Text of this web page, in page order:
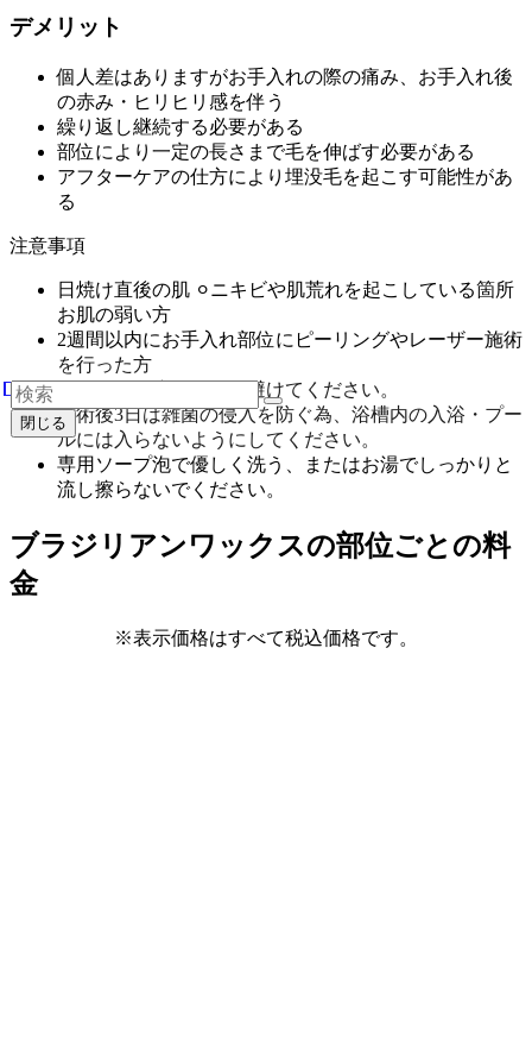
デメリット
個人差はありますがお手入れの際の痛み、お手入れ後
の赤み・ヒリヒリ感を伴う
繰り返し継続する必要がある
部位により一定の長さまで毛を伸ばす必要がある
アフターケアの仕方により埋没毛を起こす可能性があ
る
注意事項
日焼け直後の肌 ⚪︎ニキビや肌荒れを起こしている箇所
お肌の弱い方
2週間以内にお手入れ部位にピーリングやレーザー施術
を行った方
日焼けや過度な運動は避けてください。
施術後3日は雑菌の侵入を防ぐ為、浴槽内の入浴・プー
ルには入らないようにしてください。
専用ソープ泡で優しく洗う、またはお湯でしっかりと
流し擦らないでください。
ブラジリアンワックスの部位ごとの料
金
※表示価格はすべて税込価格です。
閉じる